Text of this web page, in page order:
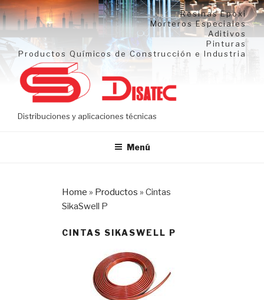
Ir
al
contenido
Resinas Epoxi
Morteros Especiales
Aditivos
Pinturas
Productos Químicos de Construcción e Industria
Distribuciones y aplicaciones técnicas
Menú
Home » Productos »Cintas
SikaSwell P
CINTAS SIKASWELL P